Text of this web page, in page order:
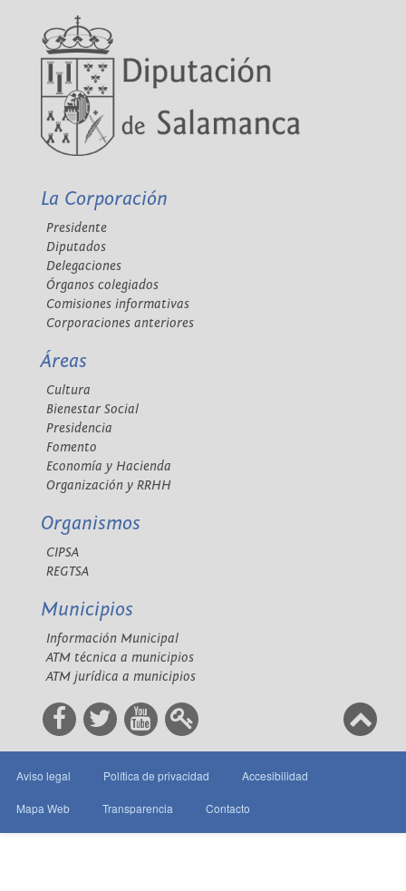
La Corporación
Presidente
Diputados
Delegaciones
Órganos colegiados
Comisiones informativas
Corporaciones anteriores
Áreas
Cultura
Bienestar Social
Presidencia
Fomento
Economía y Hacienda
Organización y RRHH
Organismos
CIPSA
REGTSA
Municipios
Información Municipal
ATM técnica a municipios
ATM jurídica a municipios
Aviso legal Política de privacidad Accesibilidad
Mapa Web Transparencia Contacto